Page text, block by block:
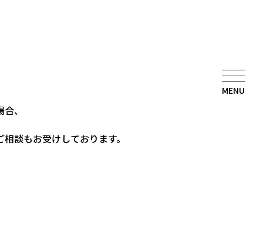
MENU
、
談もお受けしております。